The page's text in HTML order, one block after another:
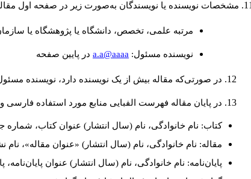
مشخصات نویسنده یا نویسندگان به‌صورت زیر در صفحه اول
مرتبه علمی، تخصص، دانشگاه یا پژوهشگاه یا
نويسنده مسئول: a.a@aaaa در پايين صفحه
در صورتی‌که مقاله بیش از یک نویسنده دارد، نویسنده
در پایان مقاله فهرست الفبایی منابع مورد استفاده فارسی
کتاب: نام خانوادگی، نام (سال انتشار) عنوان کتاب، شماره
مقاله: نام خانوادگی، نام (سال انتشار) «عنوان مقاله»،
پایان‌نامه: نام خانوادگی، نام (سال انتشار) عنوان